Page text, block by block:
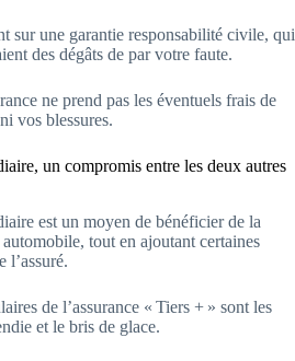
sur une garantie responsabilité civile, qui
des dégâts de par votre faute.
ne prend pas les éventuels frais de
vos blessures.
un compromis entre les deux autres
est un moyen de bénéficier de la
tout en ajoutant certaines
l’assuré.
de l’assurance « Tiers + » sont les
et le bris de glace.